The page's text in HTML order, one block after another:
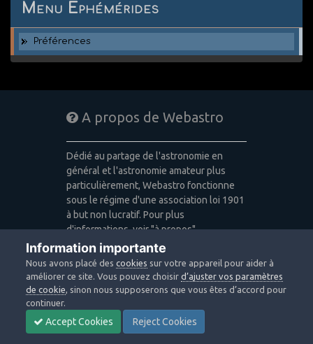
Menu Ephémérides
Préférences
A propos de Webastro
Dédié au partage de l'astronomie en
général et l'astronomie amateur plus
particulièrement, Webastro fonctionne
sous le régime d'une association loi 1901
à but non lucratif. Pour plus
d'informations, voir "à propos".
Publicité: pas de publicité
Icons made byFreepik,Alessio Atzeni,
Pixel Buddha,Icon Pondfrom
www.flaticon.comis licensed by CC 3.0
BY
Design images: Courtesy NASA/JPL-
Information importante
Nous avons placé descookies sur votre appareil pour aider à
améliorer ce site. Vous pouvez choisird’ajuster vos paramètres
de cookie, sinon nous supposerons que vous êtes d’accord pour
continuer.
Accept Cookies Reject Cookies